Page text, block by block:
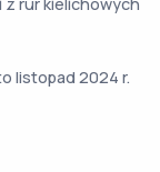
z rur kielichowych
listopad 2024 r.